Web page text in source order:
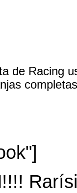
de Racing